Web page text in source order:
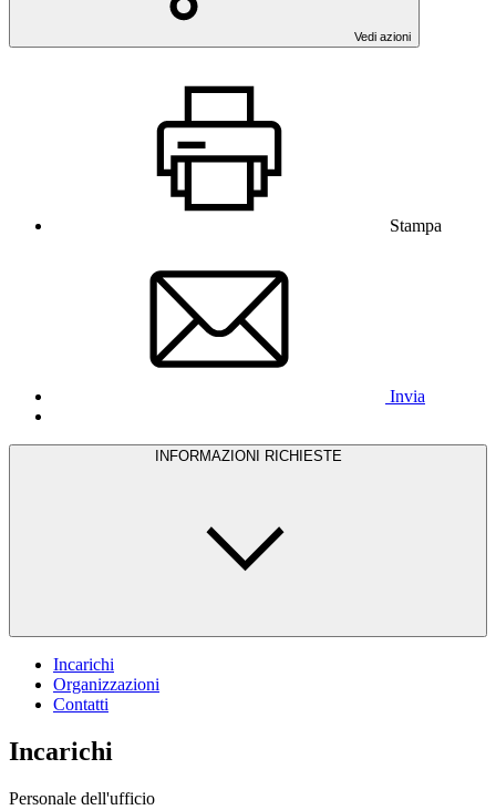
Vedi azioni
Stampa
Invia
INFORMAZIONI RICHIESTE
Incarichi
Organizzazioni
Contatti
Incarichi
Personale dell'ufficio